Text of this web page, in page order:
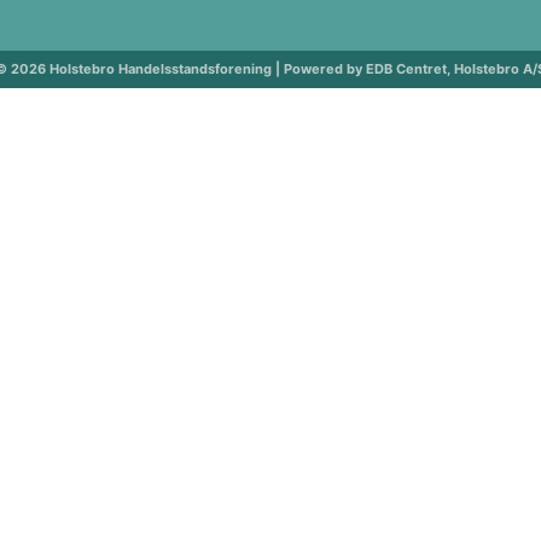
2026 Holstebro Handelsstandsforening | Powered by EDB Centret, Holstebro A/